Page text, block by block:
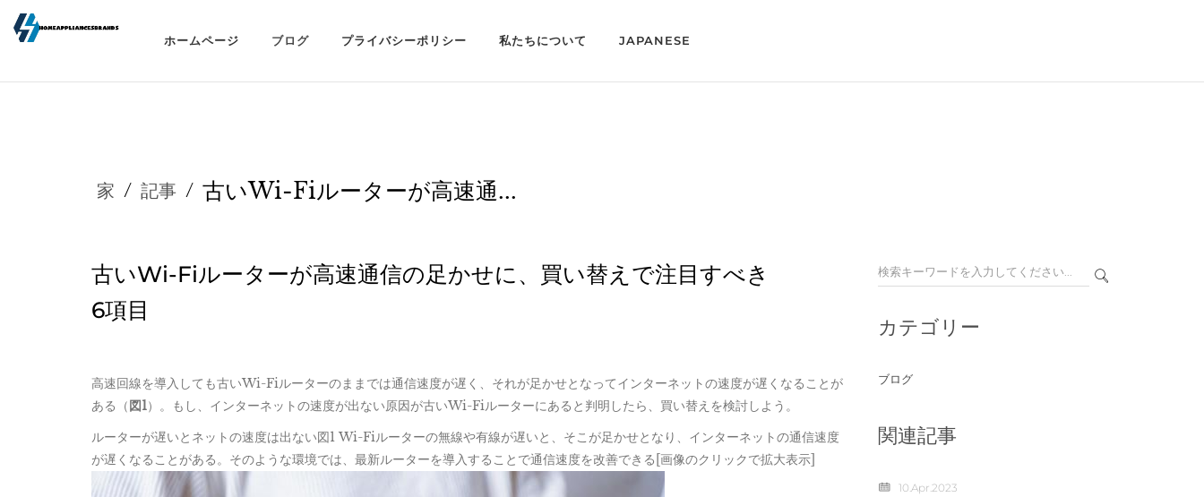
ホームページ ブログ プライバシーポリシー 私たちについて JAPANESE
家 / 記事 / 古いWi-Fiルーターが高速通...
古いWi-Fiルーターが高速通信の足かせに、買い替えで注目すべき
6項目
高速回線を導入しても古いWi-Fiルーターのままでは通信速度が遅く、それが足かせとなってインターネットの速度が遅くなることが
ある（図1）。もし、インターネットの速度が出ない原因が古いWi-Fiルーターにあると判明したら、買い替えを検討しよう。
ルーターが遅いとネットの速度は出ない図1 Wi-Fiルーターの無線や有線が遅いと、そこが足かせとなり、インターネットの通信速度
が遅くなることがある。そのような環境では、最新ルーターを導入することで通信速度を改善できる[画像のクリックで拡大表示]
カテゴリー
ブログ
関連記事
10.Apr.2023